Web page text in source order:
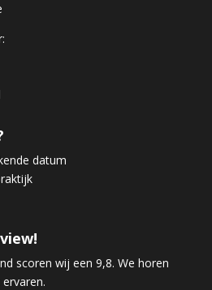
datum
scoren wij een 9,8. We horen